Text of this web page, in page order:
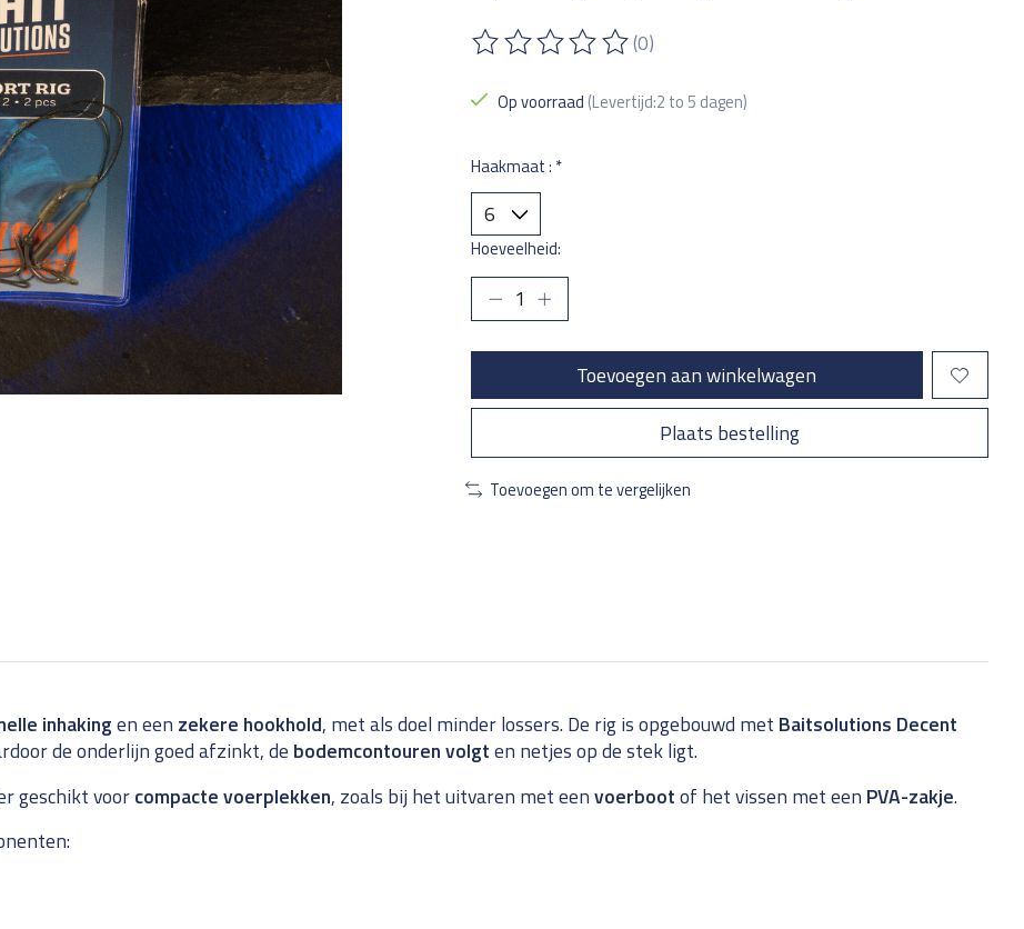
De beoordeling van dit product is
(0)
Op voorraad (Levertijd:2 to 5 dagen)
Haakmaat : *
Hoeveelheid:
Toevoegen aan winkelwagen
Plaats bestelling
Toevoegen om te vergelijken
inhakingen een zekere hookhold, met als doel minder lossers. De rig is opgebouwd met Baitsolutions Decent
de onderlijn goed afzinkt, de bodemcontouren volgten netjes op de stek ligt.
geschikt voorcompacte voerplekken, zoals bij het uitvaren met eenvoerbootof het vissen met een PVA-zakje.